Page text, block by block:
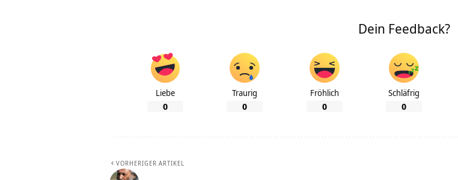
Dein Feedback?
Liebe
0
Traurig
0
Fröhlich
0
Schläfrig
0
VORHERIGER ARTIKEL